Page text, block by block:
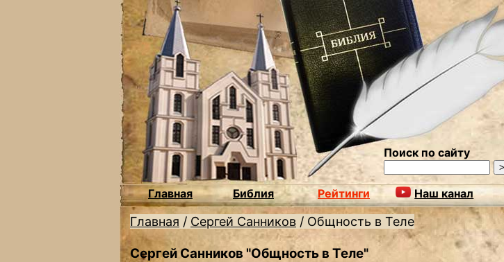
Поиск по сайту
Главная Библия Рейтинги Наш канал
Главная / Сергей Санников / Общность в Теле
Сергей Санников "Общность в Теле"